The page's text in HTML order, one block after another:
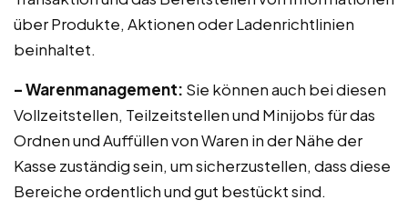
über Produkte, Aktionen oder Ladenrichtlinien
beinhaltet.
– Warenmanagement: Sie können auch bei diesen
Vollzeitstellen, Teilzeitstellen und Minijobs für das
Ordnen und Auffüllen von Waren in der Nähe der
Kasse zuständig sein, um sicherzustellen, dass diese
Bereiche ordentlich und gut bestückt sind.